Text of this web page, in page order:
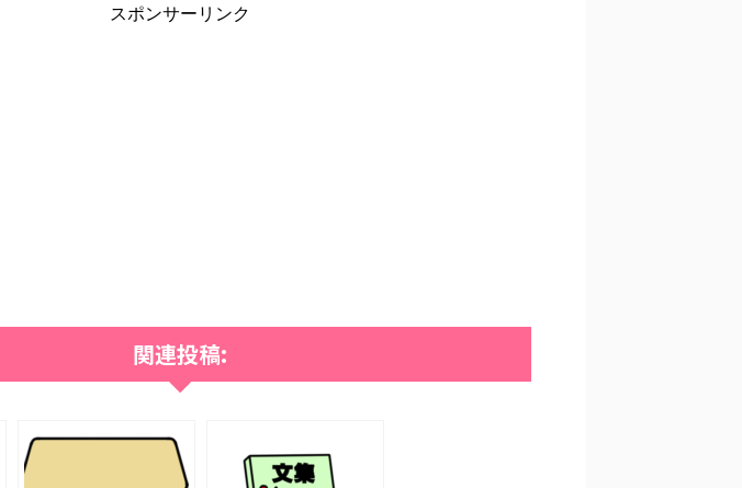
スポンサーリンク
関連投稿: